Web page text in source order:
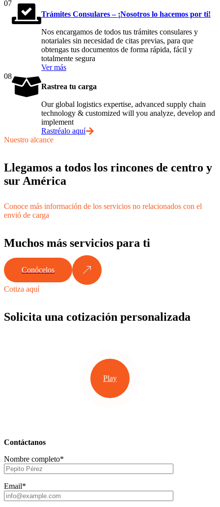
07
Trámites Consulares – ¡Nosotros lo hacemos por ti!
Nos encargamos de todos tus trámites consulares y
notariales sin necesidad de citas previas, para que
obtengas tus documentos de forma rápida, fácil y
totalmente segura
Ver más
08
Rastrea tu carga
Our global logistics expertise, advanced supply chain
technology & customized will you analyze, develop and
implement
Rastréalo aquí
Nuestro alcance
Llegamos a todos los rincones de centro y
sur América
Conoce más información de los servicios no relacionados con el
envió de carga
Muchos más servicios para ti
Conócelos
Cotiza aquí
Solicita una cotización personalizada
Play
Contáctanos
Nombre completo*
Email*